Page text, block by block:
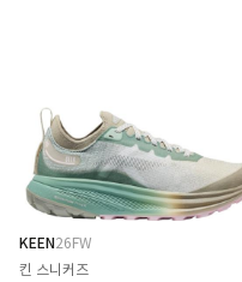
KEEN26FW
킨 스니커즈